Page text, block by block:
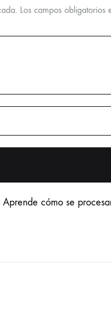
Los campos obligatorios
Aprende cómo se